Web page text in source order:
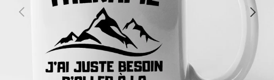
PRÉCÉDENT